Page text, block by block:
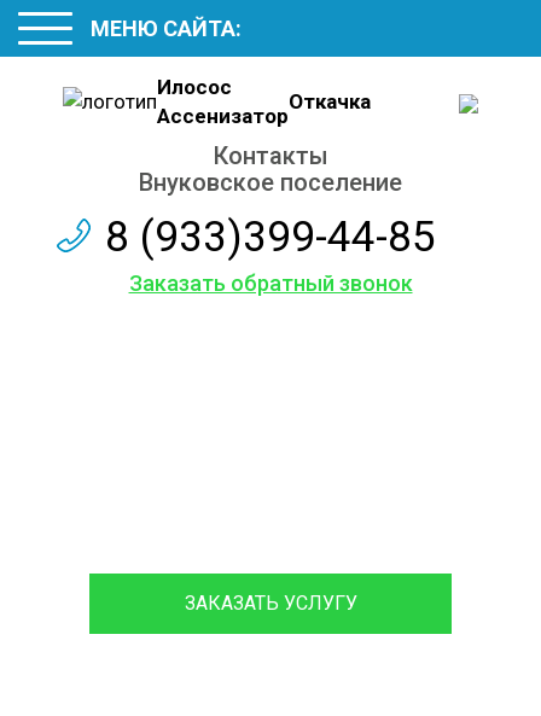
Илосос
Ассенизатор
Откачка
Контакты
Внуковское поселение
8 (933)399-44-85
Заказать обратный звонок
МЕНЮ САЙТА:
ЗАКАЗАТЬ УСЛУГУ